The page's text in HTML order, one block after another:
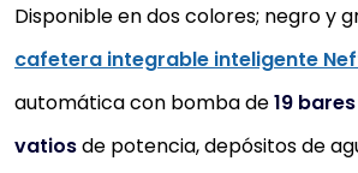
Disponible en dos colores; negro y
cafetera integrable inteligente
automática con bomba de19 bares
vatiosde potencia, depósitos de